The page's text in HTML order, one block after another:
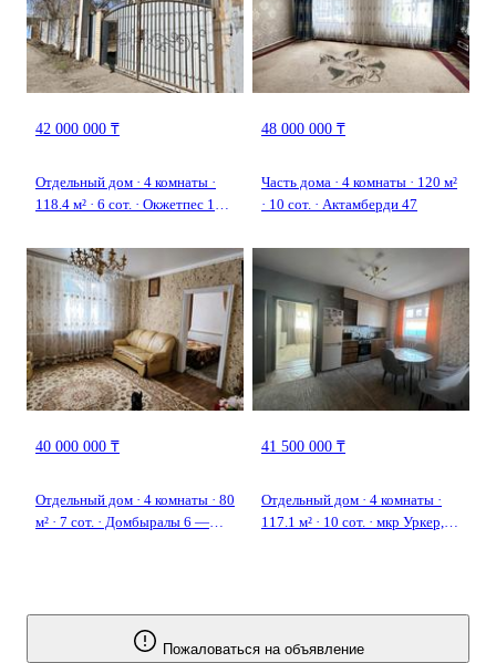
42 000 000 ₸
Отдельный дом · 4 комнаты ·
118.4 м² · 6 сот. · Окжетпес 114
48 000 000 ₸
Часть дома · 4 комнаты · 120 м²
· 10 сот. · Актамберди 47
40 000 000 ₸
Отдельный дом · 4 комнаты · 80
м² · 7 сот. · Домбыралы 6 —
41 500 000 ₸
Отдельный дом · 4 комнаты ·
117.1 м² · 10 сот. · мкр Уркер,
Пожаловаться на объявление